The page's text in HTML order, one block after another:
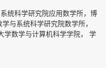
统科学研究院应用数学所，博
与系统科学研究院数学所，
学数学与计算机科学学院， 学